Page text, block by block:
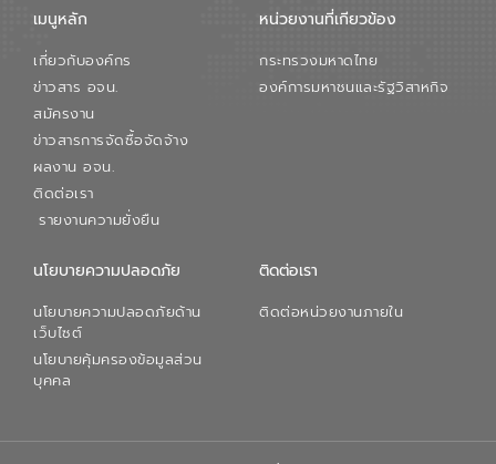
เมนูหลัก
เกี่ยวกับองค์กร
ข่าวสาร อจน.
สมัครงาน
ข่าวสารการจัดซื้อจัดจ้าง
ผลงาน อจน.
ติดต่อเรา
รายงานความยั่งยืน
หน่วยงานที่เกียวข้อง
กระทรวงมหาดไทย
องค์การมหาชนและรัฐวิสาหกิจ
นโยบายความปลอดภัย
นโยบายความปลอดภัยด้าน
เว็บไซต์
นโยบายคุ้มครองข้อมูลส่วน
บุคคล
ติดต่อเรา
ติดต่อหน่วยงานภายใน